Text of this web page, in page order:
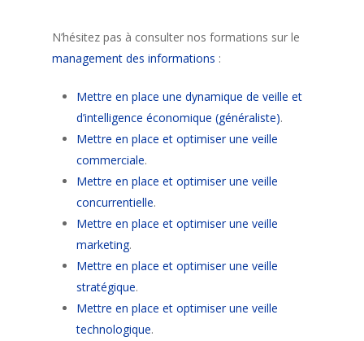
N’hésitez pas à consulter nos formations sur le
management des informations :
Mettre en place une dynamique de veille et
d’intelligence économique (généraliste).
Mettre en place et optimiser une veille
commerciale.
Mettre en place et optimiser une veille
concurrentielle.
Mettre en place et optimiser une veille
marketing.
Mettre en place et optimiser une veille
stratégique.
Mettre en place et optimiser une veille
technologique.